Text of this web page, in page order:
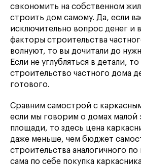
сэкономить на собственном
строить дом самому. Да, если
исключительно вопрос денег и
факторы строительства
волнуют, то вы дочитали до
Если не углубляться в детали,
строительство частного дома
готового.
Сравним самострой с
если мы говорим о домах малой
площади, то здесь цена
даже меньше, чем бюджет
строительства аналогичного
сама по себе покупка